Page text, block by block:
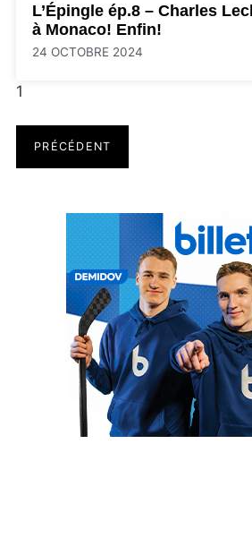
L’Épingle ép.8 – Charles
à Monaco! Enfin!
24 OCTOBRE 2024
1
PRÉCÉDENT